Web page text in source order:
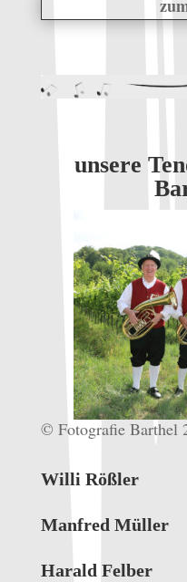
unsere
© Fotografie Barthel
Willi Rößler
Manfred Müller
Harald Felber